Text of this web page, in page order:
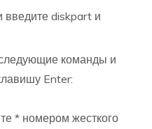
введите diskpart и
команды и
Enter:
* номером жесткого